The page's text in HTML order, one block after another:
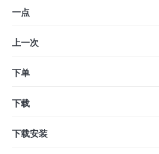
一点
上一次
下单
下载
下载安装